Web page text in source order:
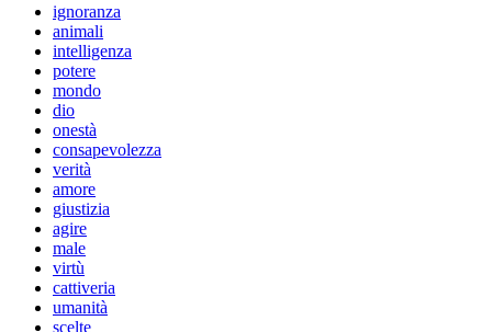
ignoranza
animali
intelligenza
potere
mondo
dio
onestà
consapevolezza
verità
amore
giustizia
agire
male
virtù
cattiveria
umanità
scelte